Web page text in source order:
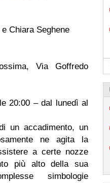
Chiara Seghene
Via Goffredo
20:00 – dal lunedì al
un accadimento, un
ne agita la
a certe nozze
più alto della sua
simbologie